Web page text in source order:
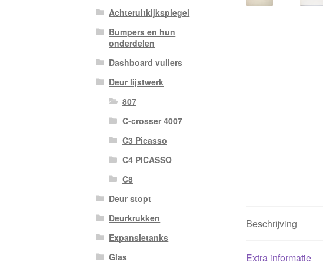
Beschrijving
Extra informatie
Achteruitkijkspiegel
Bumpers en hun
onderdelen
Dashboard vullers
Deur lijstwerk
807
C-crosser 4007
C3 Picasso
C4 PICASSO
C8
Deur stopt
Deurkrukken
Expansietanks
Glas